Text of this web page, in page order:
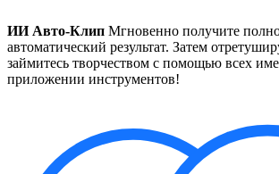
ИИ Авто-Клип Мгновенно получите
автоматический результат. Затем
займитесь творчеством с помощью всех
приложении инструментов!